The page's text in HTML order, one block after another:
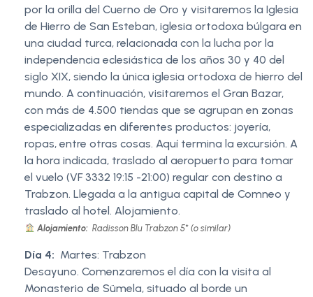
por la orilla del Cuerno de Oro y visitaremos la Iglesia
de Hierro de San Esteban, iglesia ortodoxa búlgara en
una ciudad turca, relacionada con la lucha por la
independencia eclesiástica de los años 30 y 40 del
siglo XIX, siendo la única iglesia ortodoxa de hierro del
mundo. A continuación, visitaremos el Gran Bazar,
con más de 4.500 tiendas que se agrupan en zonas
especializadas en diferentes productos: joyería,
ropas, entre otras cosas. Aquí termina la excursión. A
la hora indicada, traslado al aeropuerto para tomar
el vuelo (VF 3332 19:15 -21:00) regular con destino a
Trabzon. Llegada a la antigua capital de Comneo y
traslado al hotel. Alojamiento.
Alojamiento: Radisson Blu Trabzon 5* (o similar)
Día 4: Martes: Trabzon
Desayuno. Comenzaremos el día con la visita al
Monasterio de Sümela, situado al borde un